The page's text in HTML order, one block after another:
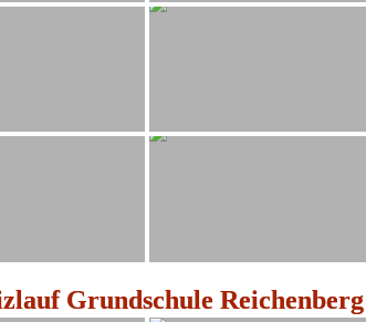
Grundschule Reichenberg